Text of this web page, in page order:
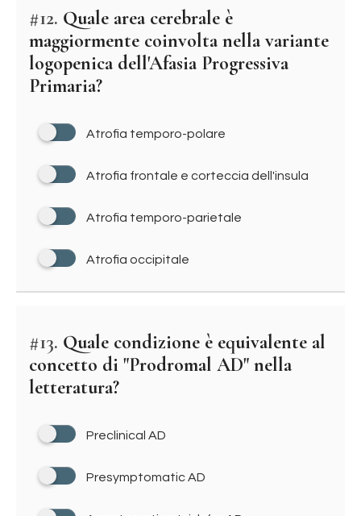
#12. Quale area cerebrale è
maggiormente coinvolta nella variante
logopenica dell'Afasia Progressiva
Primaria?
Atrofia temporo-polare
Atrofia frontale e corteccia dell'insula
Atrofia temporo-parietale
Atrofia occipitale
#13. Quale condizione è equivalente al
concetto di "Prodromal AD" nella
letteratura?
Preclinical AD
Presymptomatic AD